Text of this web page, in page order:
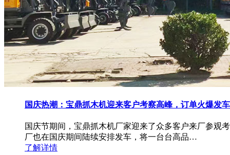
国庆热潮：宝鼎抓木机迎来客户考察高峰，订单火爆发
国庆节期间，宝鼎抓木机厂家迎来了众多客户来厂参观
厂也在国庆期间陆续安排发车，将一台台高品…
了解详情